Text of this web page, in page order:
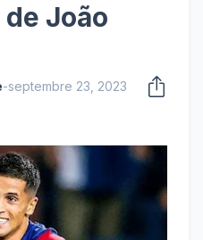
João
-septembre 23, 2023